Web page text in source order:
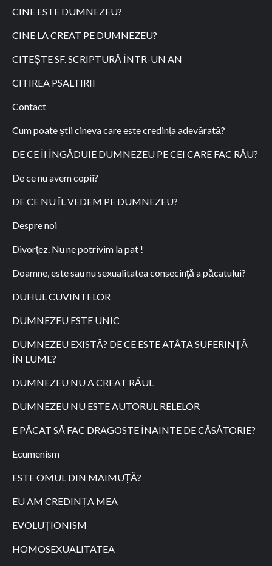
CINE ESTE DUMNEZEU?
CINE LA CREAT PE DUMNEZEU?
CITEȘTE SF. SCRIPTURĂ ÎNTR-UN AN
CITIREA PSALTIRII
Contact
Cum poate știi cineva care este credința adevărată?
DE CE ÎI ÎNGĂDUIE DUMNEZEU PE CEI CARE FAC RĂU?
De ce nu avem copii?
DE CE NU ÎL VEDEM PE DUMNEZEU?
Despre noi
Divorţez. Nu ne potrivim la pat !
Doamne, este sau nu sexualitatea consecinţă a păcatului?
DUHUL CUVINTELOR
DUMNEZEU ESTE UNIC
DUMNEZEU EXISTĂ? DE CE ESTE ATÂTA SUFERINȚĂ
ÎN LUME?
DUMNEZEU NU A CREAT RĂUL
DUMNEZEU NU ESTE AUTORUL RELELOR
E PĂCAT SĂ FAC DRAGOSTE ÎNAINTE DE CĂSĂTORIE?
Ecumenism
ESTE OMUL DIN MAIMUȚĂ?
EU AM CREDINȚA MEA
EVOLUȚIONISM
HOMOSEXUALITATEA